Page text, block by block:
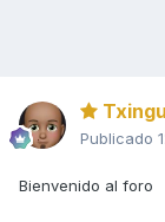
Publicado
Bienvenido al foro